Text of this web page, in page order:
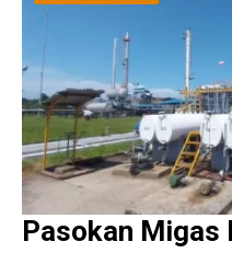
Pasokan Migas